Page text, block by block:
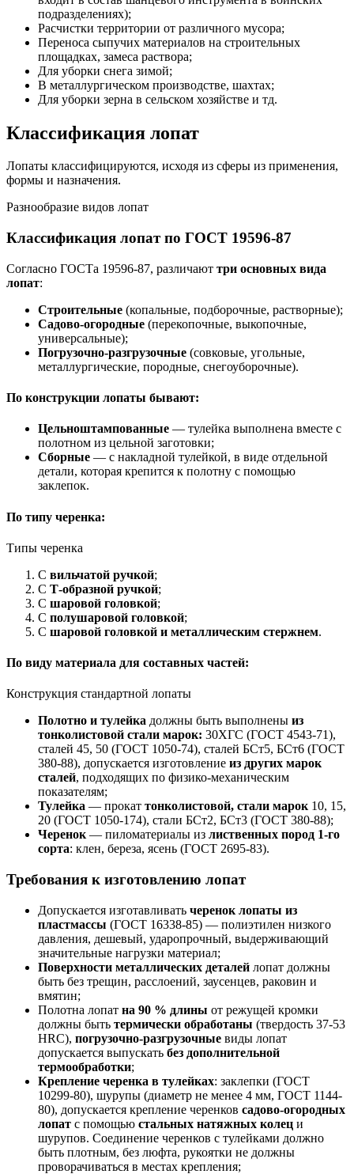
подразделениях);
Расчистки территории от различного мусора;
Переноса сыпучих материалов на строительных
площадках, замеса раствора;
Для уборки снега зимой;
В металлургическом производстве, шахтах;
Для уборки зерна в сельском хозяйстве и тд.
Классификация лопат
Лопаты классифицируются, исходя из сферы из применения,
формы и назначения.
Разнообразие видов лопат
Классификация лопат по ГОСТ 19596-87
Согласно ГОСТа 19596-87, различают три основных вида
лопат:
Строительные (копальные, подборочные, растворные);
Садово-огородные (перекопочные, выкопочные,
универсальные);
Погрузочно-разгрузочные (совковые, угольные,
металлургические, породные, снегоуборочные).
По конструкции лопаты бывают:
Цельноштампованные — тулейка выполнена вместе с
полотном из цельной заготовки;
Сборные — с накладной тулейкой, в виде отдельной
детали, которая крепится к полотну с помощью
заклепок.
По типу черенка:
Типы черенка
С вильчатой ручкой;
С Т-образной ручкой;
С шаровой головкой;
С полушаровой головкой;
С шаровой головкой и металлическим стержнем.
По виду материала для составных частей:
Конструкция стандартной лопаты
Полотно и тулейка должны быть выполнены из
тонколистовой стали марок: 30ХГС (ГОСТ 4543-71),
сталей 45, 50 (ГОСТ 1050-74), сталей БСт5, БСт6 (ГОСТ
380-88), допускается изготовление из других марок
сталей, подходящих по физико-механическим
показателям;
Тулейка — прокат тонколистовой, стали марок10, 15,
20 (ГОСТ 1050-174), стали БСт2, БСт3 (ГОСТ 380-88);
Черенок— пиломатериалы из лиственных пород 1-го
сорта: клен, береза, ясень (ГОСТ 2695-83).
Требования к изготовлению лопат
Допускается изготавливать черенок лопаты из
пластмассы (ГОСТ 16338-85) — полиэтилен низкого
давления, дешевый, ударопрочный, выдерживающий
значительные нагрузки материал;
Поверхности металлических деталей лопат должны
быть без трещин, расслоений, заусенцев, раковин и
вмятин;
Полотна лопат на 90 % длины от режущей кромки
должны быть термически обработаны (твердость 37-53
HRC), погрузочно-разгрузочные виды лопат
допускается выпускать без дополнительной
термообработки;
Крепление черенка в тулейках: заклепки (ГОСТ
10299-80), шурупы (диаметр не менее 4 мм, ГОСТ 1144-
80), допускается крепление черенков садово-огородных
лопат с помощью стальных натяжных колец и
шурупов. Соединение черенков с тулейками должно
быть плотным, без люфта, рукоятки не должны
проворачиваться в местах крепления;